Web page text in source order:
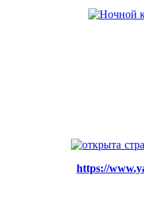
https://